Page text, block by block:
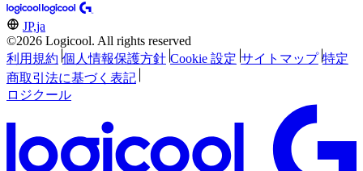
JP,ja
©2026 Logicool. All rights reserved
利用規約 個人情報保護方針 Cookie 設定 サイトマップ 特定
商取引法に基づく表記
ロジクール